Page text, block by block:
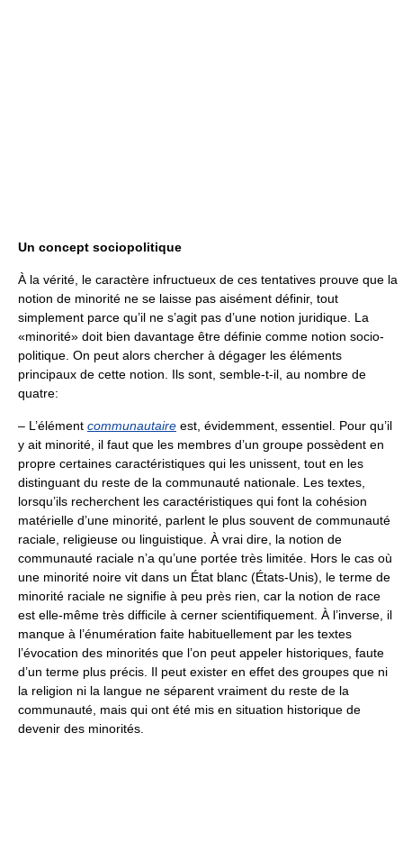
Un concept sociopolitique
À la vérité, le caractère infructueux de ces tentatives prouve que la
notion de minorité ne se laisse pas aisément définir, tout
simplement parce qu’il ne s’agit pas d’une notion juridique. La
«minorité» doit bien davantage être définie comme notion socio-
politique. On peut alors chercher à dégager les éléments
principaux de cette notion. Ils sont, semble-t-il, au nombre de
quatre:
– L’élément communautaire est, évidemment, essentiel. Pour qu’il
y ait minorité, il faut que les membres d’un groupe possèdent en
propre certaines caractéristiques qui les unissent, tout en les
distinguant du reste de la communauté nationale. Les textes,
lorsqu’ils recherchent les caractéristiques qui font la cohésion
matérielle d’une minorité, parlent le plus souvent de communauté
raciale, religieuse ou linguistique. À vrai dire, la notion de
communauté raciale n’a qu’une portée très limitée. Hors le cas où
une minorité noire vit dans un État blanc (États-Unis), le terme de
minorité raciale ne signifie à peu près rien, car la notion de race
est elle-même très difficile à cerner scientifiquement. À l’inverse, il
manque à l’énumération faite habituellement par les textes
l’évocation des minorités que l’on peut appeler historiques, faute
d’un terme plus précis. Il peut exister en effet des groupes que ni
la religion ni la langue ne séparent vraiment du reste de la
communauté, mais qui ont été mis en situation historique de
devenir des minorités.